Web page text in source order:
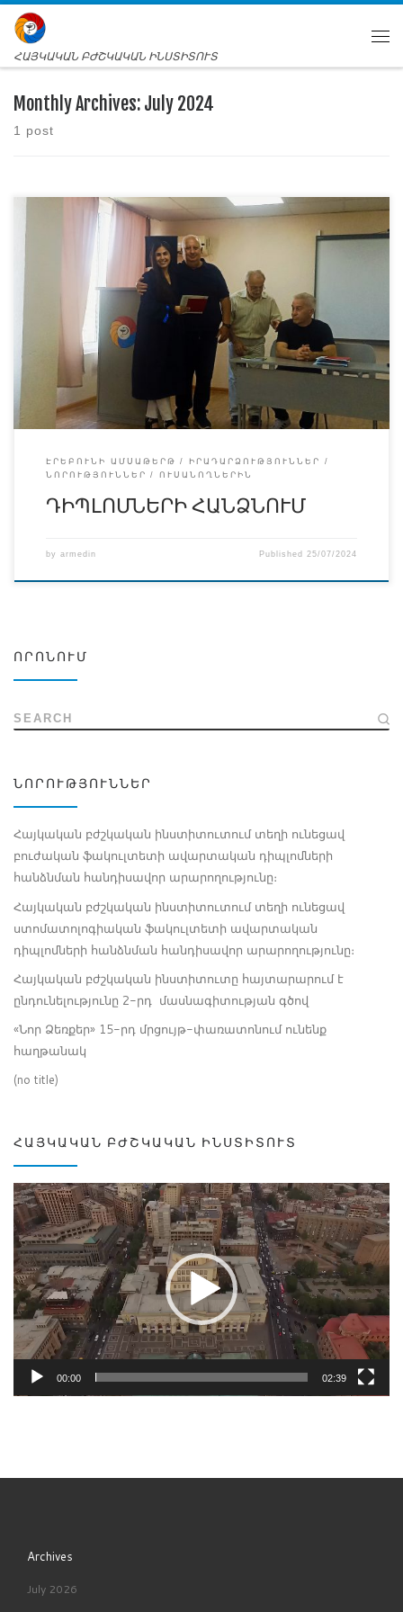
ՀԱՅԿԱԿԱՆ ԲԺՇԿԱԿԱՆ ԻՆՍՏԻՏՈՒՏ
Monthly Archives: July 2024
1 post
Օրերս ս/թ հուլիսի 23-ին,Հայկական բժշկական
ինստիտուտում թևածում էր տոնական տրամադրություն:
Ինստիտուտի կոնֆերանս-սրահում հանդիսավոր կերպով
շրջանավարտներին հանձնվեցին ավարտական
դիպլոմները: Մինչ հանձնման արարողության մեկնարկը՝
հիշարժան օրվա առթիվ իր ողջույնի և շնորհավորանքի
խոսքը հղեց ՀԲԻ ռեկտոր Մ. Ա. Աստաբացյանը , ով իր
խոսքում մասնավորապես նշեց. «Հարգելի
շրջանավարտներ, չնայած քաջ գիտակցելով,
այդուհանդերձ հերթական անգամ […]
ԷՐԵԲՈՒՆԻ ԱՄՍԱԹԵՐԹ
ԻՐԱԴԱՐՁՈՒԹՅՈՒՆՆԵՐ
ՆՈՐՈՒԹՅՈՒՆՆԵՐ
ՈՒՍԱՆՈՂՆԵՐԻՆ
ԴԻՊԼՈՄՆԵՐԻ ՀԱՆՁՆՈՒՄ
by armedin Published25/07/2024
ՈՐՈՆՈՒՄ
SEARCH
ՆՈՐՈՒԹՅՈՒՆՆԵՐ
Հայկական բժշկական ինստիտուտում տեղի ունեցավ
բուժական ֆակուլտետի ավարտական դիպլոմների
հանձնման հանդիսավոր արարողությունը։
Հայկական բժշկական ինստիտուտում տեղի ունեցավ
ստոմատոլոգիական ֆակուլտետի ավարտական
դիպլոմների հանձնման հանդիսավոր արարողությունը։
Հայկական բժշկական ինստիտուտը հայտարարում է
ընդունելությունը 2-րդ մասնագիտության գծով
«Նոր Ձեռքեր» 15-րդ մրցույթ-փառատոնում ունենք
հաղթանակ
(no title)
ՀԱՅԿԱԿԱՆ ԲԺՇԿԱԿԱՆ ԻՆՍՏԻՏՈՒՏ
Video
Player
00:00 02:39
Archives
July 2026